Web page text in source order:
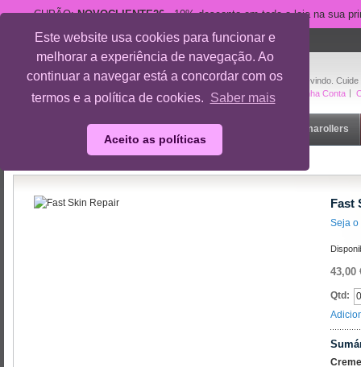
Este website usa cookies para funcionar e
melhorar a experiência de navegação. Ao
continuar a navegar está a concordar com os
termos e a política de cookies. Saber mais
Aceito as políticas
CUPÃO:NOVOCLIENTE26- 10% desconto em toda a loja na sua
Bem-vindo.
A Minha Conta
suporte@cuidedesi.pt
+351 918 595 801
Rosto Dermarollers
Mesoestetic /Fast Skin Repair
Fast
Seja o
43,00
Qtd: